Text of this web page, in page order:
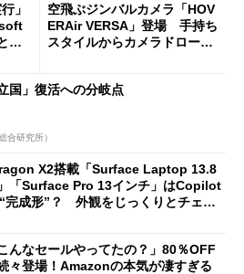
」
エ
空飛ぶジンバルカメラ「HOV
ERAir VERSA」登場 手持ち
スタイルからカメラドローン
国」復活への分岐点
合研究所）
X2搭載「Surface Laptop 13.8
「Surface Pro 13インチ」はCopilot
完成形”？ 外観をじっくりとチェッ
んなセールやってたの？」80％OFF
々登場！Amazonの本気が凄すぎる